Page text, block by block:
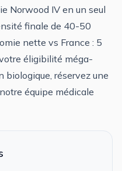
Norwood IV en un seul
finale de 40-50
nette vs France : 5
éligibilité méga-
réservez une
équipe médicale